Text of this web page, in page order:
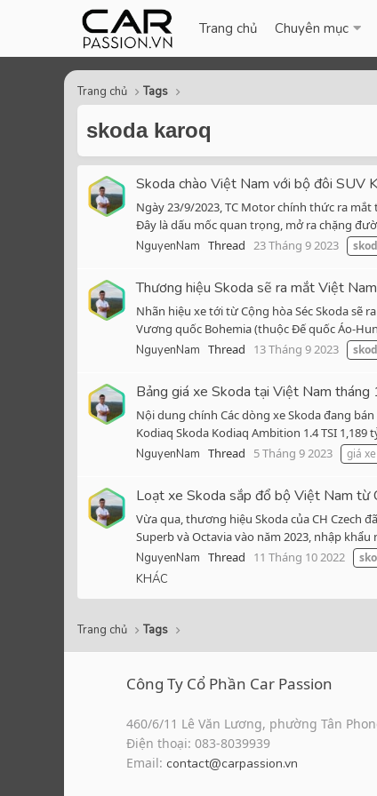
Trang chủ Chuyên mục
Trang chủ Tags
skoda karoq
Skoda chào Việt Nam với bộ đôi SUV
Ngày 23/9/2023, TC Motor chính thức ra
Đây là dấu mốc quan trọng, mở ra chặng
NguyenNam Thread 23 Tháng 9 2023
Thương hiệu Skoda sẽ ra mắt Việt
Nhãn hiệu xe tới từ Cộng hòa Séc Skoda sẽ
Vương quốc Bohemia (thuộc Đế quốc Áo-
NguyenNam Thread 13 Tháng 9 2023
Bảng giá xe Skoda tại Việt Nam
Nội dung chính Các dòng xe Skoda đang
Kodiaq Skoda Kodiaq Ambition 1.4 TSI 1,189
NguyenNam Thread 5 Tháng 9 2023 giá xe
Loạt xe Skoda sắp đổ bộ Việt Nam từ
Vừa qua, thương hiệu Skoda của CH Czech
Superb và Octavia vào năm 2023, nhập
NguyenNam Thread 11 Tháng 10 2022
KHÁC
Trang chủ Tags
Công Ty Cổ Phần Car Passion
460/6/11 Lê Văn Lương, phường Tân
Điện thoại: 083-8039939
Email: contact@carpassion.vn